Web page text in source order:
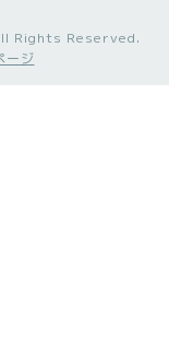
Rights Reserved.
ージ